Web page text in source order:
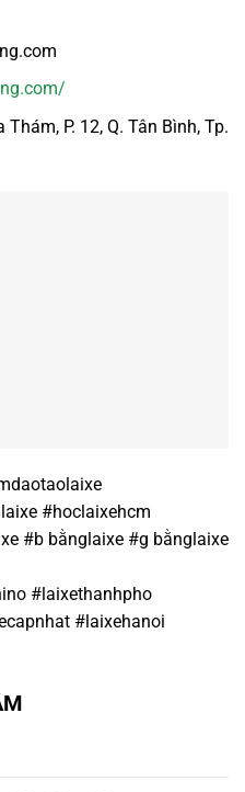
P. 12, Q. Tân Bình, Tp.
#hoclaixehcm
#b bằnglaixe #g bằnglaixe
#laixethanhpho
#laixehanoi